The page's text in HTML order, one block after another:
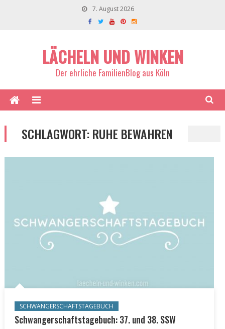
7. August 2026
LÄCHELN UND WINKEN
Der ehrliche FamilienBlog aus Köln
SCHLAGWORT:RUHE BEWAHREN
SCHWANGERSCHAFTSTAGEBUCH
Schwangerschaftstagebuch: 37. und 38. SSW